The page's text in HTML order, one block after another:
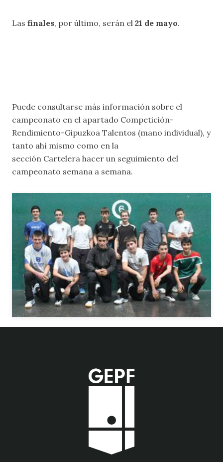
Las finales, por último, serán el 21 de mayo.
Puede consultarse más información sobre el
campeonato en el apartado Competición-
Rendimiento-Gipuzkoa Talentos (mano individual), y
tanto ahí mismo como en la
sección Cartelera hacer un seguimiento del
campeonato semana a semana.